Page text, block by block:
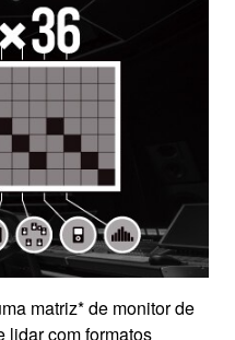
matriz* de monitor de
lidar com formatos